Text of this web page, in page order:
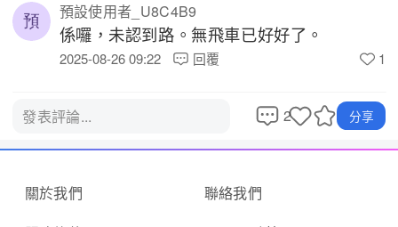
預設使用者_U8C4B9
係囉，未認到路。無飛車已好好了。
2025-08-26 09:22 回覆 1
發表評論... 2 分享
關於我們
聯絡我們